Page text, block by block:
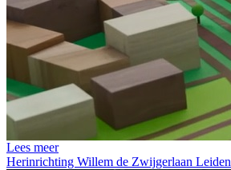
Lees meer
Herinrichting Willem de Zwijgerlaan Leiden